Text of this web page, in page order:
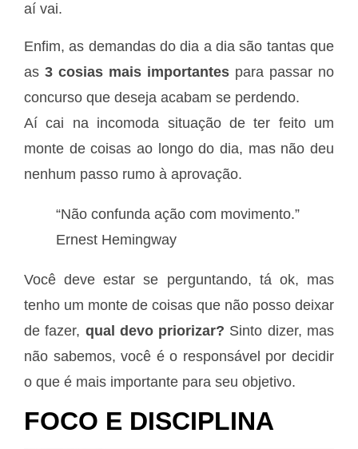
aí vai.
Enfim, as demandas do dia a dia são tantas que
as 3 cosias mais importantes para passar no
concurso que deseja acabam se perdendo.
Aí cai na incomoda situação de ter feito um
monte de coisas ao longo do dia, mas não deu
nenhum passo rumo à aprovação.
“Não confunda ação com movimento.”
Ernest Hemingway
Você deve estar se perguntando, tá ok, mas
tenho um monte de coisas que não posso deixar
de fazer, qual devo priorizar? Sinto dizer, mas
não sabemos, você é o responsável por decidir
o que é mais importante para seu objetivo.
FOCO E DISCIPLINA